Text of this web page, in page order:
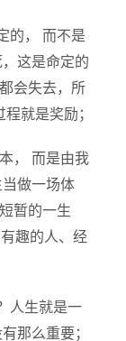
的， 而不是
这是命定的
会失去，所
就是奖励；
， 而是由我
做一场体
暂的一生
趣的人、经
人生就是一
那么重要；